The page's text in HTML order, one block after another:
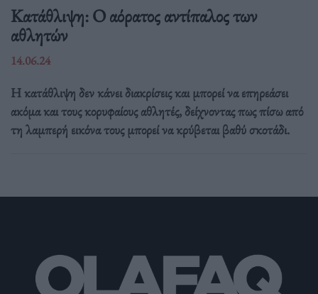
Κατάθλιψη: Ο αόρατος αντίπαλος των
αθλητών
14.06.24
Η κατάθλιψη δεν κάνει διακρίσεις και μπορεί να επηρεάσει
ακόμα και τους κορυφαίους αθλητές, δείχνοντας πως πίσω από
τη λαμπερή εικόνα τους μπορεί να κρύβεται βαθύ σκοτάδι.